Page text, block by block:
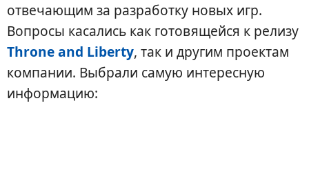
отвечающим за разработку новых игр.
Вопросы касались как готовящейся к релизу
Throne and Liberty, так и другим проектам
компании. Выбрали самую интересную
информацию: